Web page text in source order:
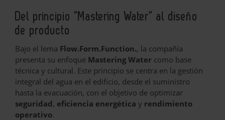
Del principio “Mastering Water” al diseño
de producto
Bajo el lema Flow.Form.Function., la compañía
presenta su enfoque Mastering Water como base
técnica y cultural. Este principio se centra en la gestión
integral del agua en el edificio, desde el suministro
hasta la evacuación, con el objetivo de optimizar
seguridad, eficiencia energética y rendimiento
operativo.